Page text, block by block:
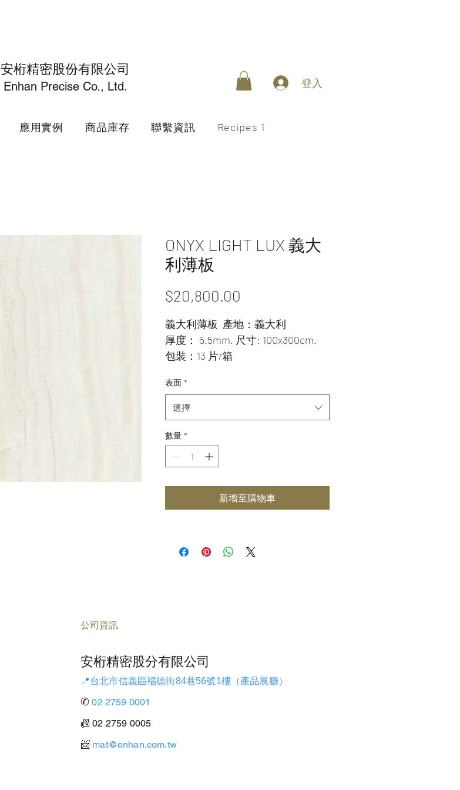
安桁精密股份有限公司
Enhan Precise Co., Ltd. 登入
應用實例 商品庫存 聯繫資訊 Recipes 1
ONYX LIGHT LUX 義大
利薄板
$20,800.00
格
義大利薄板  產地：義大利
厚度： 5.5mm. 尺寸: 100x300cm.
包裝：13 片/箱
表面 *
選擇
數量 *
新增至購物車
公司資訊
安桁精密股分有限公司
📍台北市信義區福德街84巷56號1樓（產品展廳）
✆ 02 2759 0001
📠 02 2759 0005
​📨 mat@enhan.com.tw